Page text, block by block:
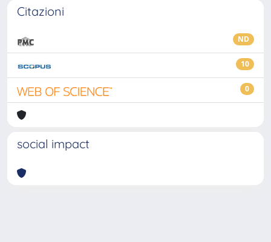
Citazioni
ND
10
0
social impact